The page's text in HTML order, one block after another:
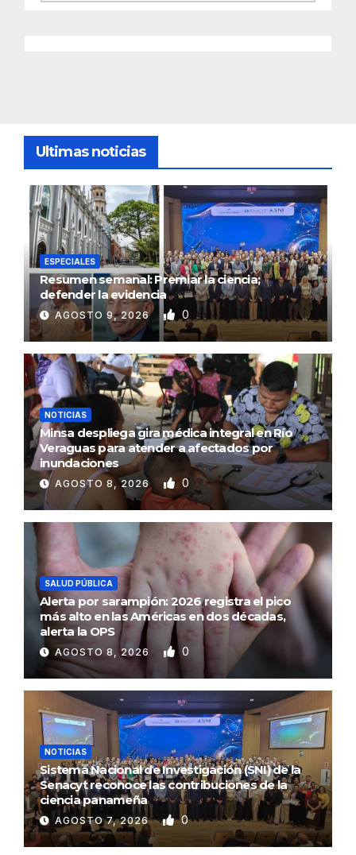
Ultimas noticias
ESPECIALES
Resumen semanal: Premiar la ciencia;
defender la evidencia
AGOSTO 9, 2026 0
NOTICIAS
Minsa despliega gira médica integral en Río
Veraguas para atender a afectados por
inundaciones
AGOSTO 8, 2026 0
SALUD PÚBLICA
Alerta por sarampión: 2026 registra el pico
más alto en las Américas en dos décadas,
alerta la OPS
AGOSTO 8, 2026 0
NOTICIAS
Sistema Nacional de Investigación (SNI) de la
Senacyt reconoce las contribuciones de la
ciencia panameña
AGOSTO 7, 2026 0